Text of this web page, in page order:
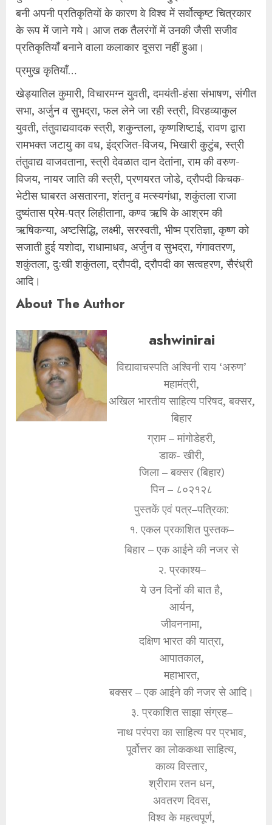
बनी अपनी प्रतिकृतियों के कारण वे विश्व में सर्वोत्कृष्ट चित्रकार
के रूप में जाने गये। आज तक तैलरंगों में उनकी जैसी सजीव
प्रतिकृतियाँ बनाने वाला कलाकार दूसरा नहीं हुआ।
प्रमुख कृतियाँ…
खेड्यातिल कुमारी, विचारमग्न युवती, दमयंती-हंसा संभाषण, संगीत
सभा, अर्जुन व सुभद्रा, फल लेने जा रही स्त्री, विरहव्याकुल
युवती, तंतुवाद्यवादक स्त्री, शकुन्तला, कृष्णशिष्टाई, रावण द्वारा
रामभक्त जटायु का वध, इंद्रजित-विजय, भिखारी कुटुंब, स्त्री
तंतुवाद्य वाजवताना, स्त्री देवळात दान देतांना, राम की वरुण-
विजय, नायर जाति की स्त्री, प्रणयरत जोडे, द्रौपदी किचक-
भेटीस घाबरत असतारना, शंतनु व मत्स्यगंधा, शकुंतला राजा
दुष्यंतास प्रेम-पत्र लिहीताना, कण्व ऋषि के आश्रम की
ऋषिकन्या, अष्टसिद्धि, लक्ष्मी, सरस्वती, भीष्म प्रतिज्ञा, कृष्ण को
सजाती हुई यशोदा, राधामाधव, अर्जुन व सुभद्रा, गंगावतरण,
शकुंतला, दुःखी शकुंतला, द्रौपदी, द्रौपदी का सत्वहरण, सैरंध्री
आदि।
About The Author
ashwinirai
विद्यावाचस्पति अश्विनी राय ‘अरुण’
महामंत्री,
अखिल भारतीय साहित्य परिषद, बक्सर,
बिहार
ग्राम – मांगोडेहरी,
डाक- खीरी,
जिला – बक्सर (बिहार)
पिन – ८०२१२८
पुस्तकें एवं पत्र–पत्रिका:
१. एकल प्रकाशित पुस्तक–
बिहार – एक आईने की नजर से
२. प्रकाश्य–
ये उन दिनों की बात है,
आर्यन,
जीवननामा,
दक्षिण भारत की यात्रा,
आपातकाल,
महाभारत,
बक्सर – एक आईने की नजर से आदि।
३. प्रकाशित साझा संग्रह–
नाथ परंपरा का साहित्य पर प्रभाव,
पूर्वोत्तर का लोककथा साहित्य,
काव्य विस्तार,
श्रीराम रतन धन,
अवतरण दिवस,
विश्व के महत्वपूर्ण,